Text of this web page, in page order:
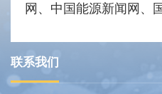
网、中国能源新闻网、
联系我们